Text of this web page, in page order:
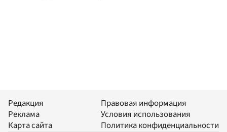
Редакция
Реклама
Карта сайта
Правовая информация
Условия использования
Политика конфиденциальности